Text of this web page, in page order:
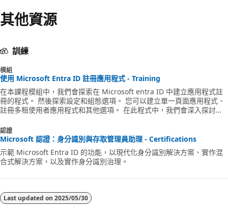
其他資源
訓練
模組
使用 Microsoft Entra ID 註冊應用程式 - Training
在本課程模組中，我們會探索在 Microsoft entra ID 中建立應用程式註
冊的程式。 然後探索設定和組態選項。 您可以建立單一頁面應用程式、
註冊多租使用者應用程式和其他選項。 在此程式中，我們會深入探討授
的方式和時機。
認證
Microsoft 認證：身分識別與存取管理員助理 - Certifications
示範 Microsoft Entra ID 的功能，以現代化身分識別解決方案、實作混
合式解決方案，以及實作身分識別治理。
Last updated on 2025/05/30